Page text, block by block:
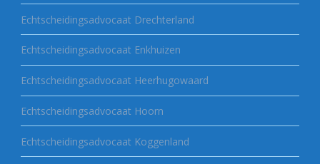
Echtscheidingsadvocaat Drechterland
Echtscheidingsadvocaat Enkhuizen
Echtscheidingsadvocaat Heerhugowaard
Echtscheidingsadvocaat Hoorn
Echtscheidingsadvocaat Koggenland